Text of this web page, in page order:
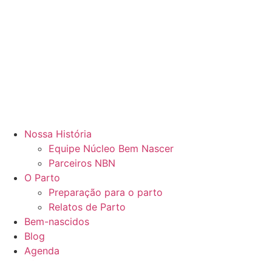
Nossa História
Equipe Núcleo Bem Nascer
Parceiros NBN
O Parto
Preparação para o parto
Relatos de Parto
Bem-nascidos
Blog
Agenda